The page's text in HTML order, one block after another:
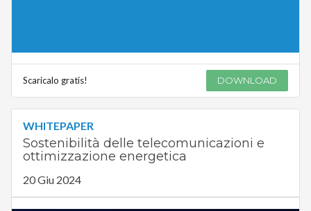
Scaricalo gratis! DOWNLOAD
WHITEPAPER
Sostenibilità delle telecomunicazioni e
ottimizzazione energetica
20 Giu 2024